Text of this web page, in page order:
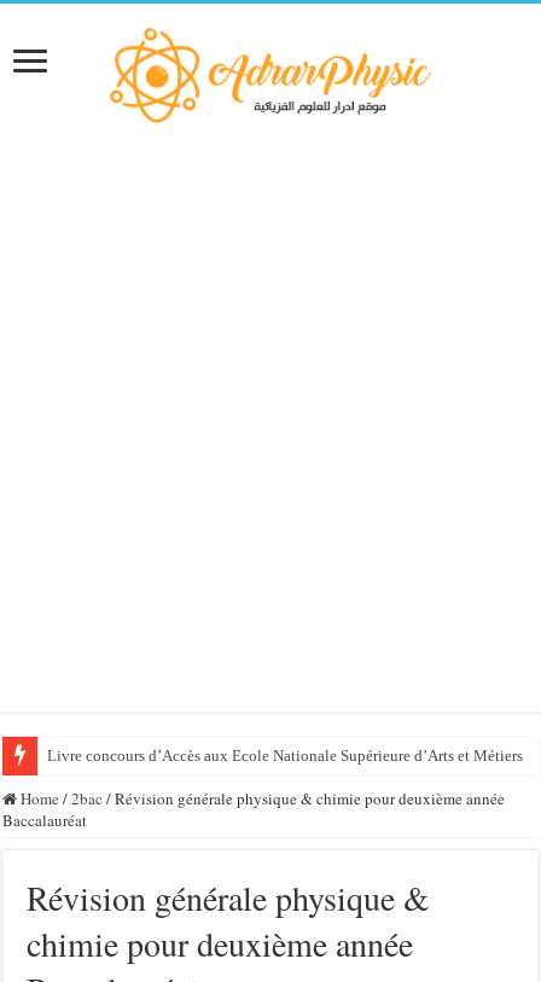
Livre concours d’Accès aux Ecole Nationale Supérieure d’Arts et Métiers
Home /2bac /Révision générale physique & chimie pour deuxième année
Baccalauréat
Révision générale physique &
chimie pour deuxième année